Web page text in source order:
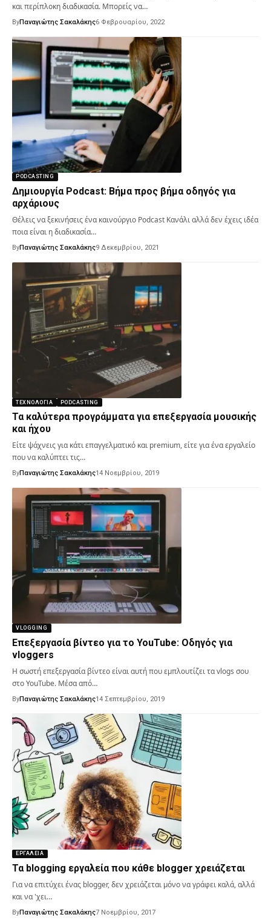
και περίπλοκη διαδικασία. Μπορείς να…
ByΠαναγιώτης Σακαλάκης6 Φεβρουαρίου, 2022
PODCASTING
Δημιουργία Podcast: Βήμα προς βήμα οδηγός για
αρχάριους
Θέλεις να ξεκινήσεις ένα καινούργιο Podcast Κανάλι αλλά δεν έχεις ιδέα
ποια είναι η διαδικασία…
ByΠαναγιώτης Σακαλάκης9 Δεκεμβρίου, 2021
ΤΕΧΝΟΛΟΓΊΑ PODCASTING
Τα καλύτερα προγράμματα για επεξεργασία μουσικής
και ήχου
Είτε ψάχνεις για κάτι επαγγελματικό και premium, είτε για ένα εργαλείο
που να καλύπτει τις…
ByΠαναγιώτης Σακαλάκης14 Νοεμβρίου, 2019
VLOGGING
Επεξεργασία βίντεο για το YouTube: Οδηγός για
vloggers
Η σωστή επεξεργασία βίντεο είναι αυτή που εμπλουτίζει τα vlogs σου
στο YouTube. Μέσα από…
ByΠαναγιώτης Σακαλάκης14 Σεπτεμβρίου, 2019
ΕΡΓΑΛΕΊΑ
Τα blogging εργαλεία που κάθε blogger χρειάζεται
Για να επιτύχει ένας blogger, δεν χρειάζεται μόνο να γράφει καλά, αλλά
και να 'χει…
ByΠαναγιώτης Σακαλάκης7 Νοεμβρίου, 2017